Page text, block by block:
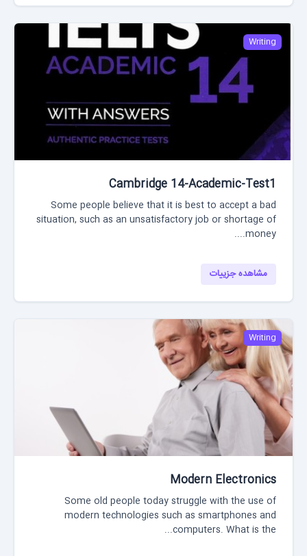
Writing
Cambridge 14-Academic-Test1
Some people believe that it is best to accept a bad
situation, such as an unsatisfactory job or shortage of
money....
مشاهده جزییات
Writing
Modern Electronics
Some old people today struggle with the use of
modern technologies such as smartphones and
computers. What is the...